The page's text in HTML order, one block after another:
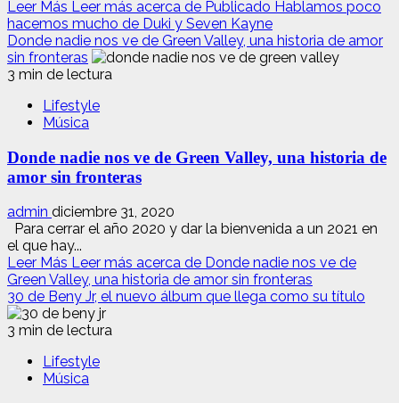
Leer Más Leer más acerca de Publicado Hablamos poco
hacemos mucho de Duki y Seven Kayne
Donde nadie nos ve de Green Valley, una historia de amor
sin fronteras
3 min de lectura
Lifestyle
Música
Donde nadie nos ve de Green Valley, una historia de
amor sin fronteras
admin diciembre 31, 2020
Para cerrar el año 2020 y dar la bienvenida a un 2021 en
el que hay...
Leer Más Leer más acerca de Donde nadie nos ve de
Green Valley, una historia de amor sin fronteras
30 de Beny Jr, el nuevo álbum que llega como su título
3 min de lectura
Lifestyle
Música